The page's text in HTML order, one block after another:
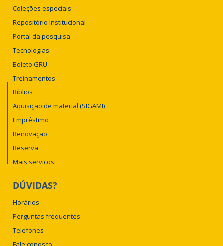
Coleções especiais
Repositório Institucional
Portal da pesquisa
Tecnologias
Boleto GRU
Treinamentos
Biblios
Aquisição de material (SIGAMI)
Empréstimo
Renovação
Reserva
Mais serviços
DÚVIDAS?
Horários
Perguntas frequentes
Telefones
Fale conosco